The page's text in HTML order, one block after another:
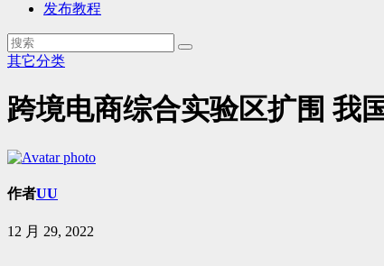
发布教程
其它分类
跨境电商综合实验区扩围 我
作者UU
12 月 29, 2022